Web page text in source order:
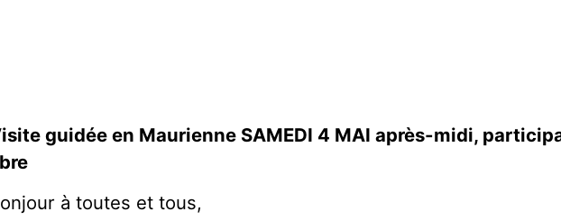
guidée en Maurienne SAMEDI 4 MAI après-midi,
à toutes et tous,